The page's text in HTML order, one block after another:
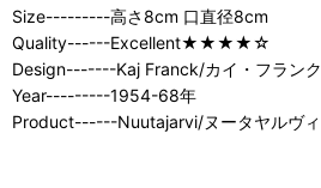
Size---------高さ8cm 口直径8cm
Quality------Excellent★★★★☆
Design-------Kaj Franck/カイ・フランク
Year---------1954-68年
Product------Nuutajarvi/ヌータヤルヴィ